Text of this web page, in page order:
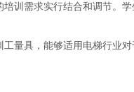
训需求实行结合和调节。
量具，能够适用电梯行